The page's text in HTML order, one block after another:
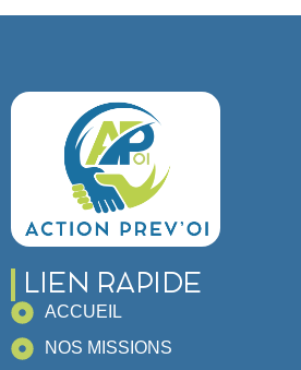
LIEN RAPIDE
ACCUEIL
NOS MISSIONS